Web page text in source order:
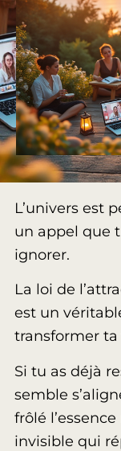
L’univers est
un appel que
ignorer.
La loi de
est un
transformer
Si tu as déjà
semble
frôlé
invisible qui